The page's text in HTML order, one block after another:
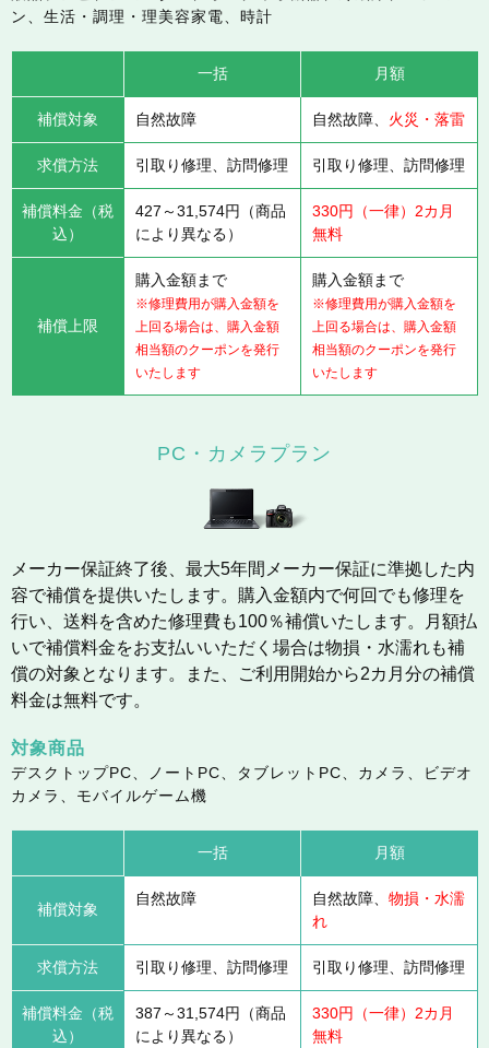
ン、生活・調理・理美容家電、時計
一括 月額
補償対象 自然故障 自然故障、 火災・落雷
求償方法 引取り修理、訪問修理 引取り修理、訪問修理
補償料金（税
込）
427～31,574円（商品
により異なる）
330円（一律）2カ月
無料
補償上限
購入金額まで
※修理費用が購入金額を
上回る場合は、購入金額
相当額のクーポンを発行
いたします
購入金額まで
※修理費用が購入金額を
上回る場合は、購入金額
相当額のクーポンを発行
いたします
PC・カメラプラン
メーカー保証終了後、最大5年間メーカー保証に準拠した内
容で補償を提供いたします。購入金額内で何回でも修理を
行い、送料を含めた修理費も100％補償いたします。月額払
いで補償料金をお支払いいただく場合は物損・水濡れも補
償の対象となります。また、ご利用開始から2カ月分の補償
料金は無料です。
対象商品
デスクトップPC、ノートPC、タブレットPC、カメラ、ビデオ
カメラ、モバイルゲーム機
一括 月額
補償対象
自然故障 自然故障、 物損・水濡
れ
求償方法 引取り修理、訪問修理 引取り修理、訪問修理
補償料金（税
込）
387～31,574円（商品
により異なる）
330円（一律）2カ月
無料